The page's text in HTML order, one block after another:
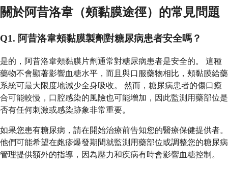
關於阿昔洛韋（頰黏膜途徑）的常見問題
Q1. 阿昔洛韋頰黏膜製劑對糖尿病患者安全嗎？
是的，阿昔洛韋頰黏膜片劑通常對糖尿病患者是安全的。 這種
藥物不會顯著影響血糖水平，而且與口服藥物相比，頰黏膜給藥
系統可最大限度地減少全身吸收。 然而，糖尿病患者的傷口癒
合可能較慢，口腔感染的風險也可能增加，因此監測用藥部位是
否有任何刺激或感染跡象非常重要。
如果您患有糖尿病，請在開始治療前告知您的醫療保健提供者。
他們可能希望在皰疹爆發期間就監測用藥部位或調整您的糖尿病
管理提供額外的指導，因為壓力和疾病有時會影響血糖控制。